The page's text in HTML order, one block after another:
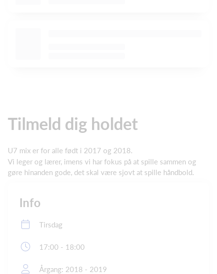
Tilmeld dig holdet
U7 mix er for alle født i 2017 og 2018.
Vi leger og lærer, imens vi har fokus på at spille sammen og
gøre hinanden gode, det skal være sjovt at spille håndbold.
Info
Tirsdag
17:00 - 18:00
Årgang: 2018 - 2019